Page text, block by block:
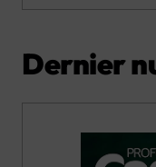
Dernier